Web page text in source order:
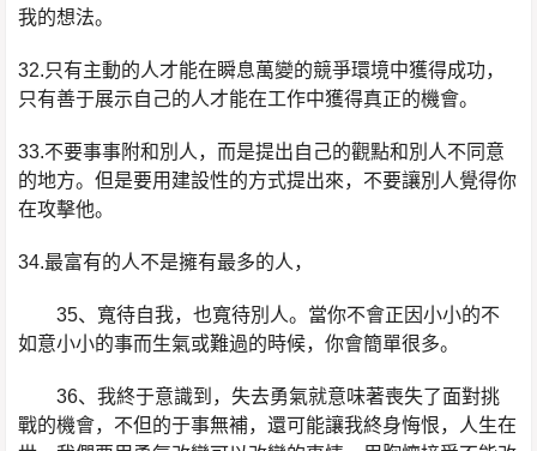
我的想法。
32.只有主動的人才能在瞬息萬變的競爭環境中獲得成功，
只有善于展示自己的人才能在工作中獲得真正的機會。
33.不要事事附和別人，而是提出自己的觀點和別人不同意
的地方。但是要用建設性的方式提出來，不要讓別人覺得你
在攻擊他。
34.最富有的人不是擁有最多的人，
35、寬待自我，也寬待別人。當你不會正因小小的不
如意小小的事而生氣或難過的時候，你會簡單很多。
36、我終于意識到，失去勇氣就意味著喪失了面對挑
戰的機會，不但的于事無補，還可能讓我終身悔恨，人生在